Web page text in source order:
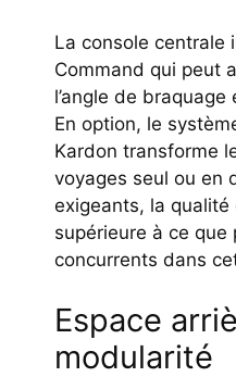
La console centrale
Command qui peut
l’angle de
En option, le
Kardon transforme
voyages seul ou en
exigeants, la
supérieure à ce que
concurrents dans
Espace
modularité